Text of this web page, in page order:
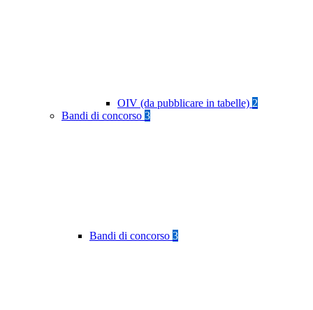
OIV (da pubblicare in tabelle) 2
Bandi di concorso 3
Bandi di concorso 3